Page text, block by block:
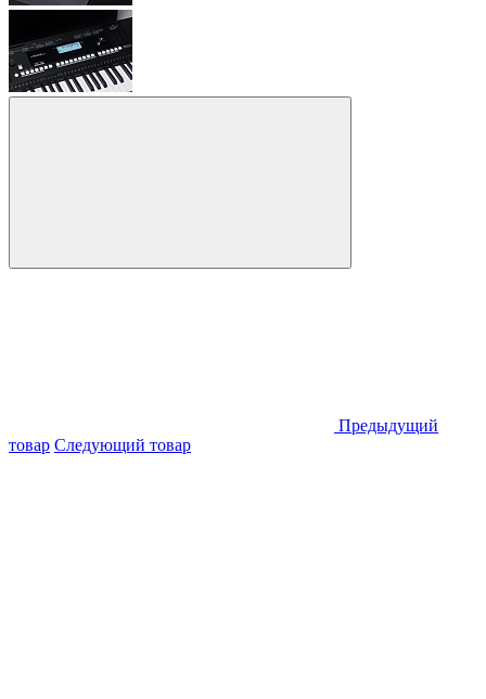
Предыдущий
товар Следующий товар